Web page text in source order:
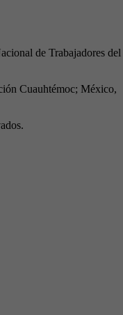
de Trabajadores del
Cuauhtémoc; México,